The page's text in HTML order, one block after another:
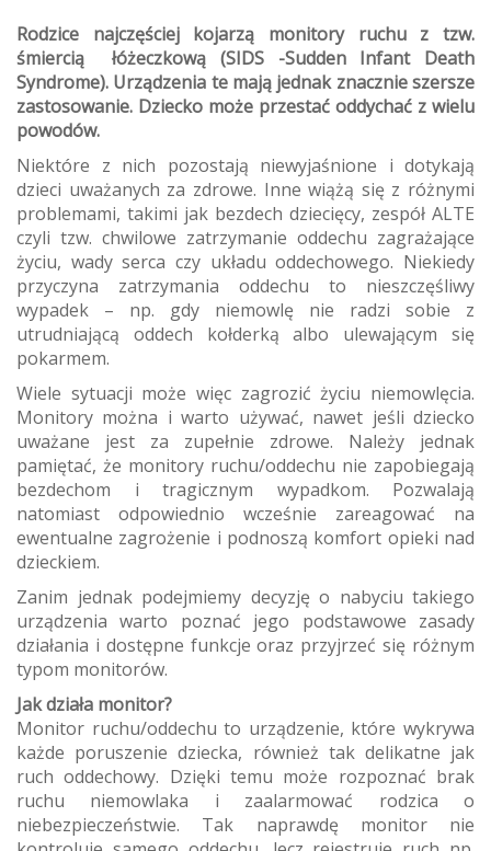
Rodzice najczęściej kojarzą monitory ruchu z tzw.
śmiercią łóżeczkową (SIDS -Sudden Infant Death
Syndrome). Urządzenia te mają jednak znacznie szersze
zastosowanie. Dziecko może przestać oddychać z wielu
powodów.
Niektóre z nich pozostają niewyjaśnione i dotykają
dzieci uważanych za zdrowe. Inne wiążą się z różnymi
problemami, takimi jak bezdech dziecięcy, zespół ALTE
czyli tzw. chwilowe zatrzymanie oddechu zagrażające
życiu, wady serca czy układu oddechowego. Niekiedy
przyczyna zatrzymania oddechu to nieszczęśliwy
wypadek – np. gdy niemowlę nie radzi sobie z
utrudniającą oddech kołderką albo ulewającym się
pokarmem.
Wiele sytuacji może więc zagrozić życiu niemowlęcia.
Monitory można i warto używać, nawet jeśli dziecko
uważane jest za zupełnie zdrowe. Należy jednak
pamiętać, że monitory ruchu/oddechu nie zapobiegają
bezdechom i tragicznym wypadkom. Pozwalają
natomiast odpowiednio wcześnie zareagować na
ewentualne zagrożenie i podnoszą komfort opieki nad
dzieckiem.
Zanim jednak podejmiemy decyzję o nabyciu takiego
urządzenia warto poznać jego podstawowe zasady
działania i dostępne funkcje oraz przyjrzeć się różnym
typom monitorów.
Jak działa monitor?
Monitor ruchu/oddechu to urządzenie, które wykrywa
każde poruszenie dziecka, również tak delikatne jak
ruch oddechowy. Dzięki temu może rozpoznać brak
ruchu niemowlaka i zaalarmować rodzica o
niebezpieczeństwie. Tak naprawdę monitor nie